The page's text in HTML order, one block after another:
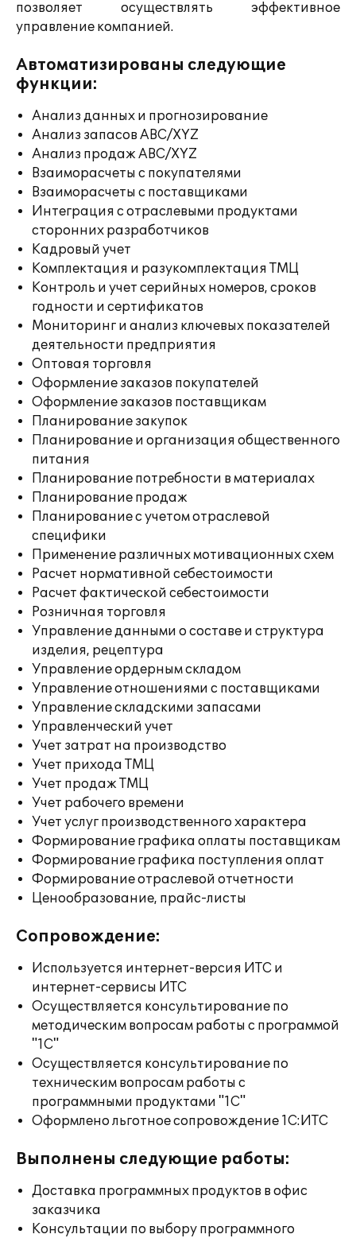
позволяет осуществлять эффективное
управление компанией.
Автоматизированы следующие
функции:
Анализ данных и прогнозирование
Анализ запасов ABC/XYZ
Анализ продаж ABC/XYZ
Взаиморасчеты с покупателями
Взаиморасчеты с поставщиками
Интеграция с отраслевыми продуктами
сторонних разработчиков
Кадровый учет
Комплектация и разукомплектация ТМЦ
Контроль и учет серийных номеров, сроков
годности и сертификатов
Мониторинг и анализ ключевых показателей
деятельности предприятия
Оптовая торговля
Оформление заказов покупателей
Оформление заказов поставщикам
Планирование закупок
Планирование и организация общественного
питания
Планирование потребности в материалах
Планирование продаж
Планирование с учетом отраслевой
специфики
Применение различных мотивационных схем
Расчет нормативной себестоимости
Расчет фактической себестоимости
Розничная торговля
Управление данными о составе и структура
изделия, рецептура
Управление ордерным складом
Управление отношениями с поставщиками
Управление складскими запасами
Управленческий учет
Учет затрат на производство
Учет прихода ТМЦ
Учет продаж ТМЦ
Учет рабочего времени
Учет услуг производственного характера
Формирование графика оплаты поставщикам
Формирование графика поступления оплат
Формирование отраслевой отчетности
Ценообразование, прайс-листы
Сопровождение:
Используется интернет-версия ИТС и
интернет-сервисы ИТС
Осуществляется консультирование по
методическим вопросам работы с программой
"1С"
Осуществляется консультирование по
техническим вопросам работы с
программными продуктами "1С"
Оформлено льготное сопровождение 1С:ИТС
Выполнены следующие работы:
Доставка программных продуктов в офис
заказчика
Консультации по выбору программного